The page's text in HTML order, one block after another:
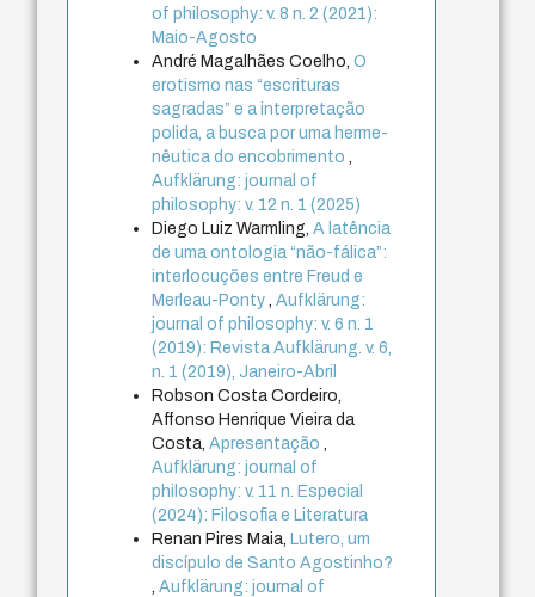
of philosophy: v. 8 n. 2 (2021):
Maio-Agosto
André Magalhães Coelho,O
erotismo nas “escrituras
sagradas” e a interpretação
polida, a busca por uma herme-
nêutica do encobrimento
Aufklärung: journal of
philosophy: v. 12 n. 1 (2025)
Diego Luiz Warmling,A latência
de uma ontologia “não-fálica”:
interlocuções entre Freud e
Merleau-Ponty ,Aufklärung:
journal of philosophy: v. 6 n. 1
(2019): Revista Aufklärung. v. 6,
n. 1 (2019), Janeiro-Abril
Robson Costa Cordeiro,
Affonso Henrique Vieira da
Costa,Apresentação
Aufklärung: journal of
philosophy: v. 11 n. Especial
(2024): Filosofia e Literatura
Renan Pires Maia,Lutero, um
discípulo de Santo Agostinho?
,Aufklärung: journal of